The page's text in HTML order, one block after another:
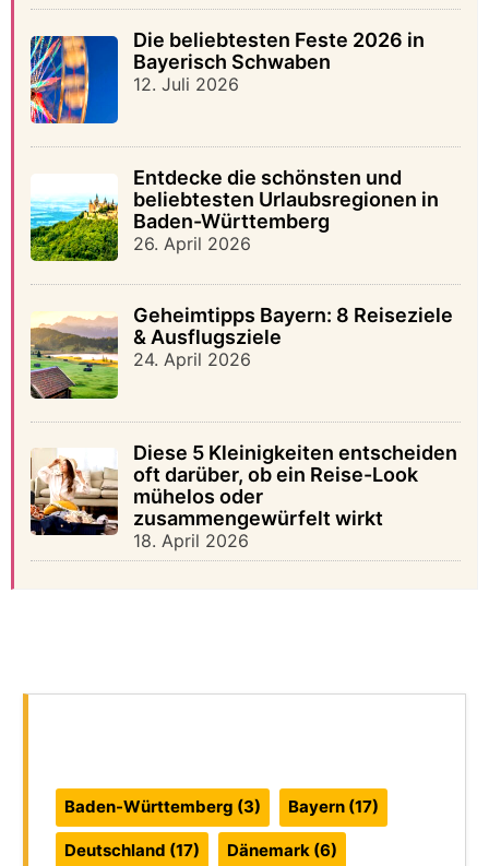
Die beliebtesten Feste 2026 in
Bayerisch Schwaben
12. Juli 2026
Entdecke die schönsten und
beliebtesten Urlaubsregionen in
Baden-Württemberg
26. April 2026
Geheimtipps Bayern: 8 Reiseziele
& Ausflugsziele
24. April 2026
Diese 5 Kleinigkeiten entscheiden
oft darüber, ob ein Reise-Look
mühelos oder
zusammengewürfelt wirkt
18. April 2026
Baden-Württemberg (3) Bayern(17)
Deutschland (17) Dänemark(6)